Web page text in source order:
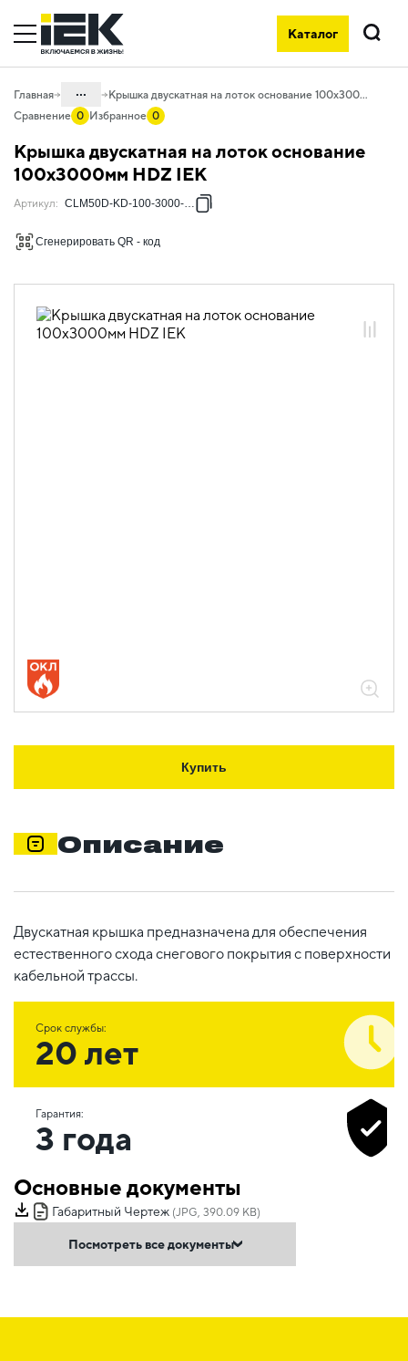
Каталог
Поиск
Главная ...
05. Системы для прокладки кабеля
05.04 Кабельные лотки и аксессуары
металлических
универсальные
05.04.04.02.02 Крышки лотка
двускатные горячеоцинкованная сталь
Крышка двускатная на лоток основание 100х3000мм HDZ IEK
Сравнение 0 Избранное 0
Крышка двускатная на лоток основание
100х3000мм HDZ IEK
Артикул: CLM50D-KD-100-3000-HDZ
Сгенерировать QR - код
Купить
Описание
Двускатная крышка предназначена для обеспечения
естественного схода снегового покрытия с поверхности
кабельной трассы.
Срок службы:
20 лет
Гарантия:
3 года
Основные документы
Габаритный Чертеж (JPG, 390.09 KB)
Посмотреть все документы